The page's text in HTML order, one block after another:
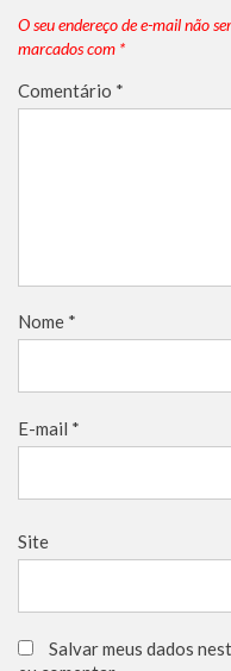
O seu endereço de e-mail não
marcados com *
Comentário *
Nome *
E-mail *
Site
Salvar meus dados